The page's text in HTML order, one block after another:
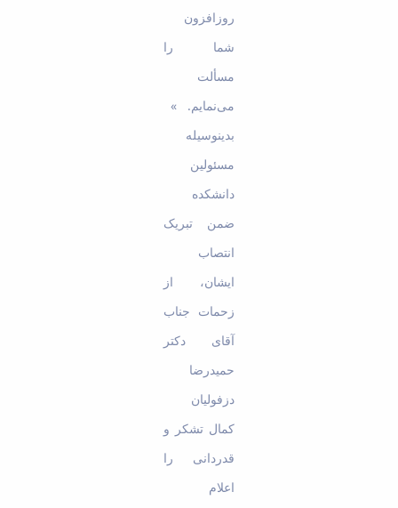
روزافزون
شما را
مسألت
می‌نمایم. »
بدینوسیله
مسئولین
دانشکده
ضمن تبریک
انتصاب
ایشان، از
زحمات جناب
آقای دکتر
حمیدرضا
دزفولیان
کمال تشکر و
قدردانی را
اعلام